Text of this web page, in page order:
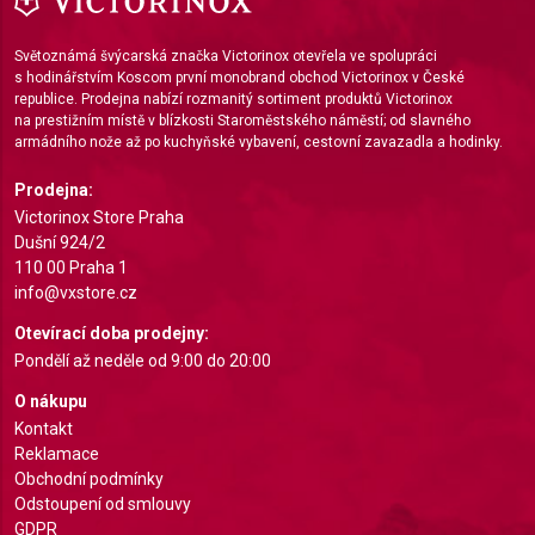
Světoznámá švýcarská značka Victorinox otevřela ve spolupráci
s hodinářstvím Koscom první monobrand obchod Victorinox v České
republice. Prodejna nabízí rozmanitý sortiment produktů Victorinox
na prestižním místě v blízkosti Staroměstského náměstí; od slavného
armádního nože až po kuchyňské vybavení, cestovní zavazadla a hodinky.
Prodejna:
Victorinox Store Praha
Dušní 924/2
110 00 Praha 1
info@vxstore.cz
Otevírací doba prodejny:
Pondělí až neděle od 9:00 do 20:00
O nákupu
Kontakt
Reklamace
Obchodní podmínky
Odstoupení od smlouvy
GDPR
Identify devices based on information actively
requested
Non-IAB processing purposes:
Necessary
Performance
Functional
Advertising